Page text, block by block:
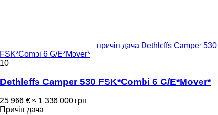
причіп дача Dethleffs Camper 530
FSK*Combi 6 G/E*Mover*
10
Dethleffs Camper 530 FSK*Combi 6 G/E*Mover*
25 966 € ≈ 1 336 000 грн
Причіп дача